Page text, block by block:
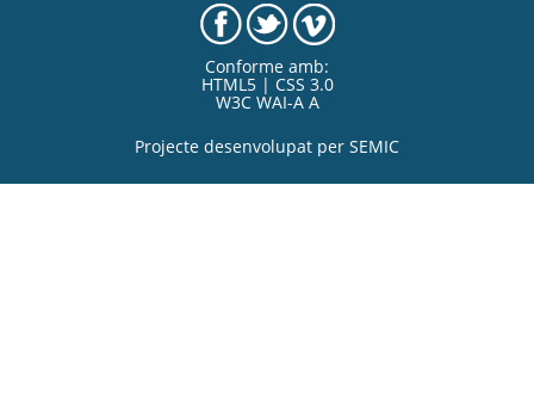
Conforme amb:
HTML5 | CSS 3.0
W3C WAI-A A
Projecte desenvolupat per SEMIC